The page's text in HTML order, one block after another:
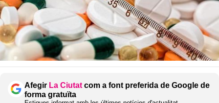
Afegir La Ciutat com a font preferida de Google de
forma gratuïta